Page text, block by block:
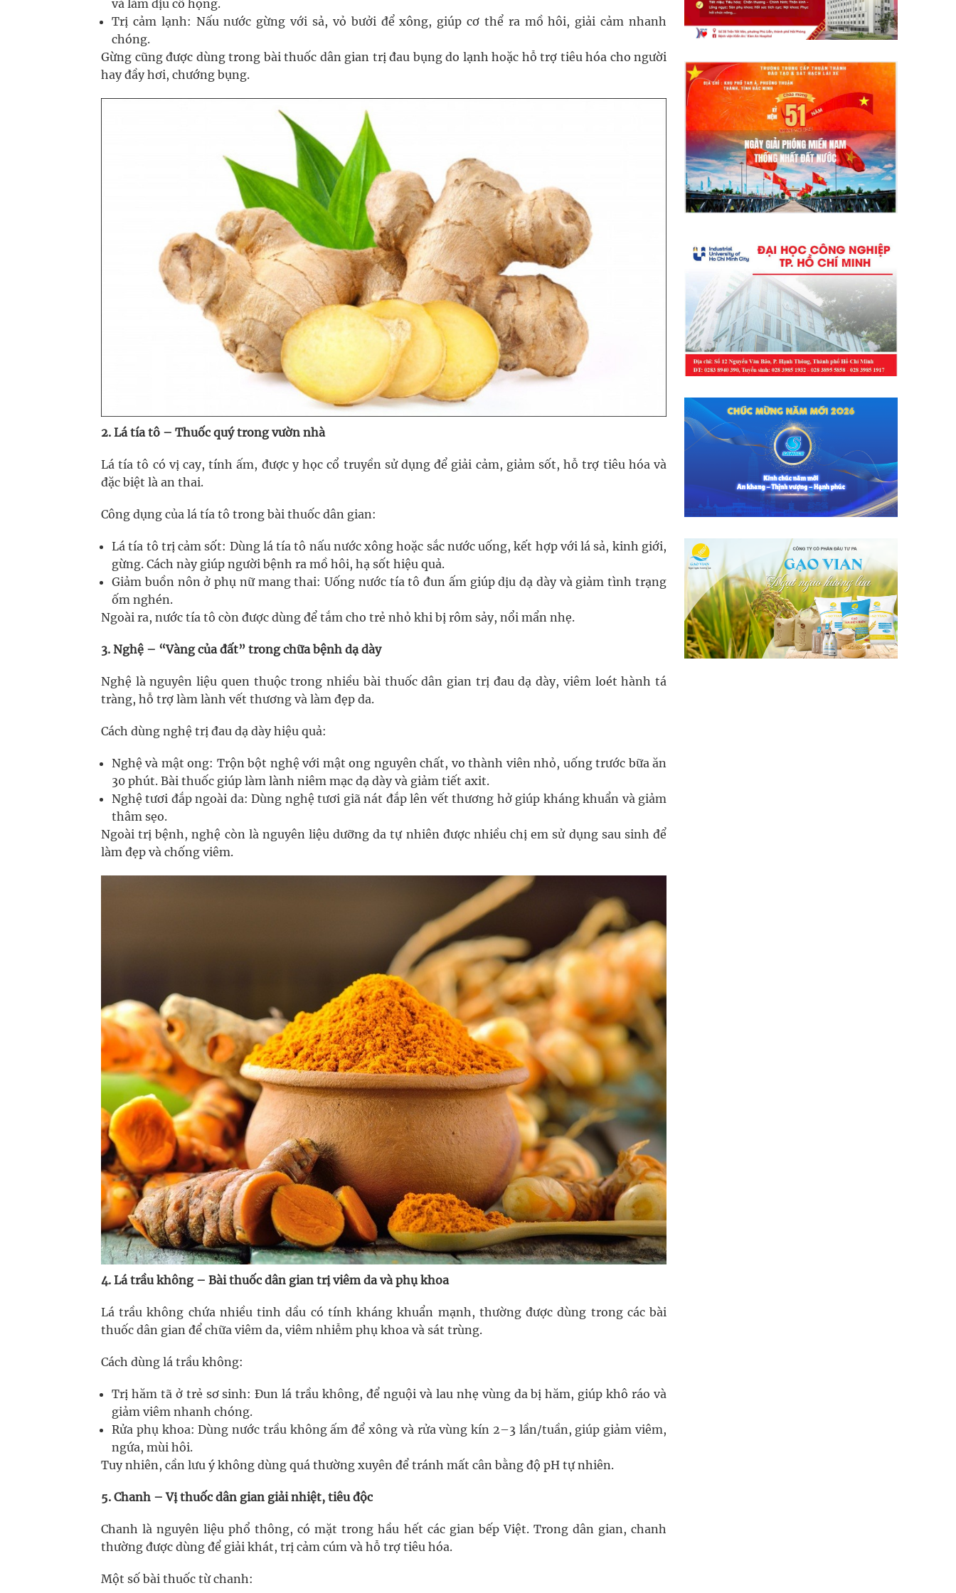
và làm dịu cổ họng.
Trị cảm lạnh: Nấu nước gừng với sả, vỏ bưởi để xông, giúp cơ thể ra mồ hôi, giải cảm nhanh
chóng.
Gừng cũng được dùng trong bài thuốc dân gian trị đau bụng do lạnh hoặc hỗ trợ tiêu hóa cho người
hay đầy hơi, chướng bụng.
2. Lá tía tô – Thuốc quý trong vườn nhà
Lá tía tô có vị cay, tính ấm, được y học cổ truyền sử dụng để giải cảm, giảm sốt, hỗ trợ tiêu hóa và
đặc biệt là an thai.
Công dụng của lá tía tô trong bài thuốc dân gian:
Lá tía tô trị cảm sốt: Dùng lá tía tô nấu nước xông hoặc sắc nước uống, kết hợp với lá sả, kinh giới,
gừng. Cách này giúp người bệnh ra mồ hôi, hạ sốt hiệu quả.
Giảm buồn nôn ở phụ nữ mang thai: Uống nước tía tô đun ấm giúp dịu dạ dày và giảm tình trạng
ốm nghén.
Ngoài ra, nước tía tô còn được dùng để tắm cho trẻ nhỏ khi bị rôm sảy, nổi mẩn nhẹ.
3. Nghệ – “Vàng của đất” trong chữa bệnh dạ dày
Nghệ là nguyên liệu quen thuộc trong nhiều bài thuốc dân gian trị đau dạ dày, viêm loét hành tá
tràng, hỗ trợ làm lành vết thương và làm đẹp da.
Cách dùng nghệ trị đau dạ dày hiệu quả:
Nghệ và mật ong: Trộn bột nghệ với mật ong nguyên chất, vo thành viên nhỏ, uống trước bữa ăn
30 phút. Bài thuốc giúp làm lành niêm mạc dạ dày và giảm tiết axit.
Nghệ tươi đắp ngoài da: Dùng nghệ tươi giã nát đắp lên vết thương hở giúp kháng khuẩn và giảm
thâm sẹo.
Ngoài trị bệnh, nghệ còn là nguyên liệu dưỡng da tự nhiên được nhiều chị em sử dụng sau sinh để
làm đẹp và chống viêm.
4. Lá trầu không – Bài thuốc dân gian trị viêm da và phụ khoa
Lá trầu không chứa nhiều tinh dầu có tính kháng khuẩn mạnh, thường được dùng trong các bài
thuốc dân gian để chữa viêm da, viêm nhiễm phụ khoa và sát trùng.
Cách dùng lá trầu không:
Trị hăm tã ở trẻ sơ sinh: Đun lá trầu không, để nguội và lau nhẹ vùng da bị hăm, giúp khô ráo và
giảm viêm nhanh chóng.
Rửa phụ khoa: Dùng nước trầu không ấm để xông và rửa vùng kín 2–3 lần/tuần, giúp giảm viêm,
ngứa, mùi hôi.
Tuy nhiên, cần lưu ý không dùng quá thường xuyên để tránh mất cân bằng độ pH tự nhiên.
5. Chanh – Vị thuốc dân gian giải nhiệt, tiêu độc
Chanh là nguyên liệu phổ thông, có mặt trong hầu hết các gian bếp Việt. Trong dân gian, chanh
thường được dùng để giải khát, trị cảm cúm và hỗ trợ tiêu hóa.
Một số bài thuốc từ chanh: